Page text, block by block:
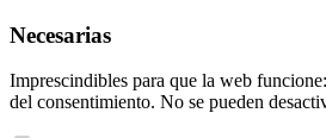
Necesarias
Imprescindibles para que la web
del consentimiento. No se pueden